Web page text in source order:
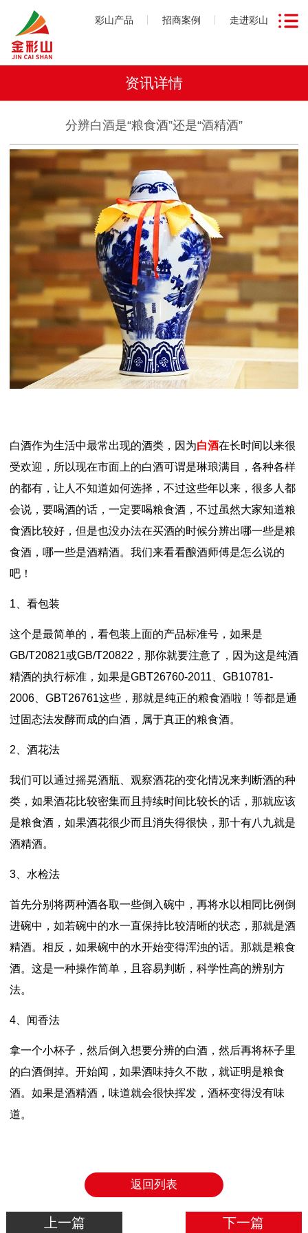
彩山产品 招商案例 走进彩山
资讯详情
分辨白酒是“粮食酒”还是“酒精酒”
白酒作为生活中最常出现的酒类，因为白酒在长时间以来很
受欢迎，所以现在市面上的白酒可谓是琳琅满目，各种各样
的都有，让人不知道如何选择，不过这些年以来，很多人都
会说，要喝酒的话，一定要喝粮食酒，不过虽然大家知道粮
食酒比较好，但是也没办法在买酒的时候分辨出哪一些是粮
食酒，哪一些是酒精酒。我们来看看酿酒师傅是怎么说的
吧！
1、看包装
这个是最简单的，看包装上面的产品标准号，如果是
GB/T20821或GB/T20822，那你就要注意了，因为这是纯酒
精酒的执行标准，如果是GBT26760-2011、GB10781-
2006、GBT26761这些，那就是纯正的粮食酒啦！等都是通
过固态法发酵而成的白酒，属于真正的粮食酒。
2、酒花法
我们可以通过摇晃酒瓶、观察酒花的变化情况来判断酒的种
类，如果酒花比较密集而且持续时间比较长的话，那就应该
是粮食酒，如果酒花很少而且消失得很快，那十有八九就是
酒精酒。
3、水检法
首先分别将两种酒各取一些倒入碗中，再将水以相同比例倒
进碗中，如若碗中的水一直保持比较清晰的状态，那就是酒
精酒。相反，如果碗中的水开始变得浑浊的话。那就是粮食
酒。这是一种操作简单，且容易判断，科学性高的辨别方
法。
4、闻香法
拿一个小杯子，然后倒入想要分辨的白酒，然后再将杯子里
的白酒倒掉。开始闻，如果酒味持久不散，就证明是粮食
酒。如果是酒精酒，味道就会很快挥发，酒杯变得没有味
道。
返回列表
上一篇 下一篇